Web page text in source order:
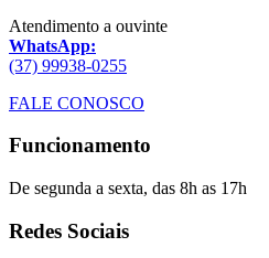
Atendimento a ouvinte
WhatsApp:
(37) 99938-0255
FALE CONOSCO
Funcionamento
De segunda a sexta, das 8h as 17h
Redes Sociais